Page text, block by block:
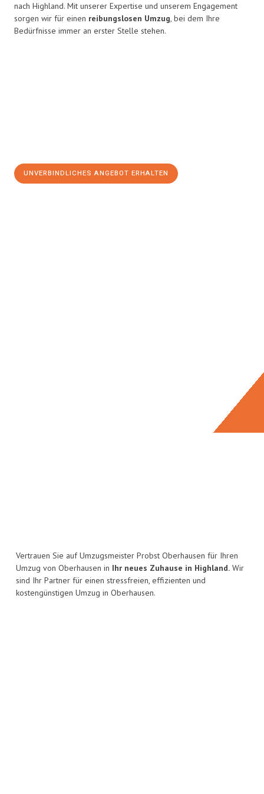
nach Highland. Mit unserer Expertise und unserem Engagement
sorgen wir für einen reibungslosen Umzug, bei dem Ihre
Bedürfnisse immer an erster Stelle stehen.
UNVERBINDLICHES ANGEBOT ERHALTEN
Vertrauen Sie auf Umzugsmeister Probst Oberhausen für Ihren
Umzug von Oberhausen in Ihr neues Zuhause in Highland. Wir
sind Ihr Partner für einen stressfreien, effizienten und
kostengünstigen Umzug in Oberhausen.